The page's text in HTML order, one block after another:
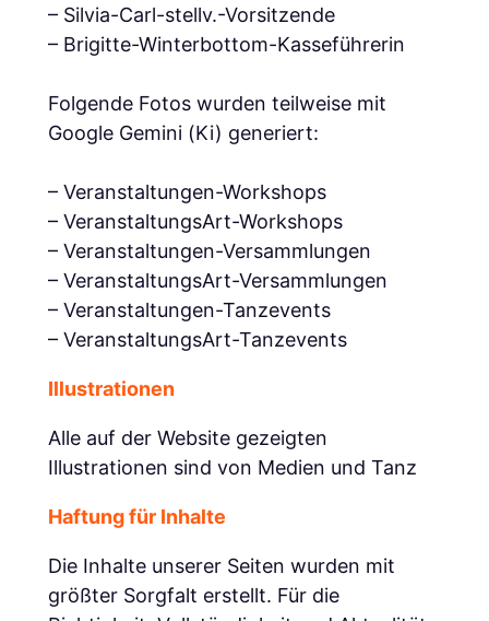
– Silvia-Carl-stellv.-Vorsitzende
– Brigitte-Winterbottom-Kasseführerin
Folgende Fotos wurden teilweise mit
Google Gemini (Ki) generiert:
– Veranstaltungen-Workshops
– VeranstaltungsArt-Workshops
– Veranstaltungen-Versammlungen
– VeranstaltungsArt-Versammlungen
– Veranstaltungen-Tanzevents
– VeranstaltungsArt-Tanzevents
Illustrationen
Alle auf der Website gezeigten
Illustrationen sind von Medien und Tanz
Haftung für Inhalte
Die Inhalte unserer Seiten wurden mit
größter Sorgfalt erstellt. Für die